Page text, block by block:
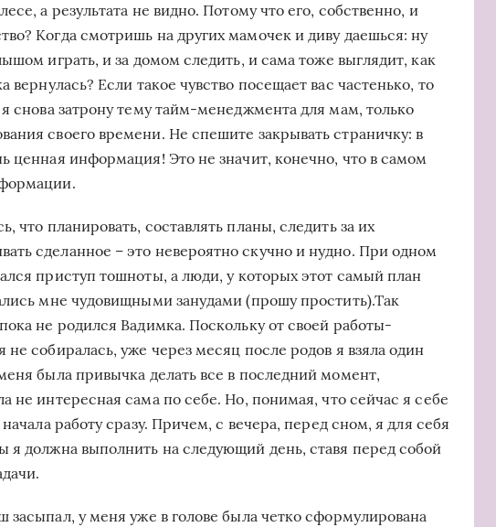
а результата не видно. Потому что его, собственно, и
Когда смотришь на других мамочек и диву даешься: ну
играть, и за домом следить, и сама тоже выглядит, как
вернулась? Если такое чувство посещает вас частенько, то
я снова затрону тему тайм-менеджмента для мам, только
своего времени. Не спешите закрывать страничку: в
ценная информация! Это не значит, конечно, что в самом
что планировать, составлять планы, следить за их
сделанное – это невероятно скучно и нудно. При одном
приступ тошноты, а люди, у которых этот самый план
мне чудовищными занудами (прошу простить).Так
не родился Вадимка. Поскольку от своей работы-
не собиралась, уже через месяц после родов я взяла один
была привычка делать все в последний момент,
не интересная сама по себе. Но, понимая, что сейчас я себе
начала работу сразу. Причем, с вечера, перед сном, я для себя
я должна выполнить на следующий день, ставя перед собой
засыпал, у меня уже в голове была четко сформулирована